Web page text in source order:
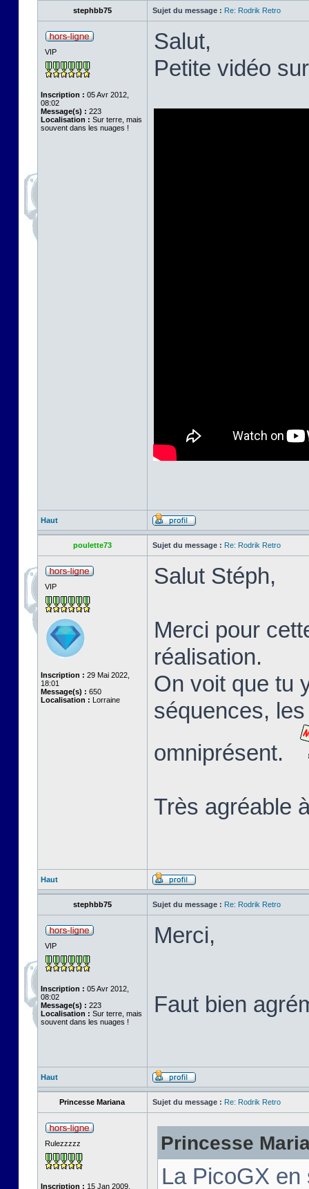
stephbb75 Sujet du message : Re: Rodrik Retro
VIP
Inscription : 05 Avr 2012,
08:02
Message(s) : 223
Localisation : Sur terre, mais
souvent dans les nuages !
Salut,
Petite vidéo
Haut
poulette73 Sujet du message : Re: Rodrik Retro
VIP
Inscription : 29 Mai 2022,
18:01
Message(s) : 650
Localisation : Lorraine
Salut Stéph,
Merci pour
réalisation.
On voit que tu
séquences,
omniprésent.
Très agréable
Haut
stephbb75 Sujet du message : Re: Rodrik Retro
VIP
Inscription : 05 Avr 2012,
08:02
Message(s) : 223
Localisation : Sur terre, mais
souvent dans les nuages !
Merci,
Faut bien
Haut
Princesse Mariana Sujet du message : Re: Rodrik Retro
Rulezzzzz
Inscription : 15 Jan 2009,
Princesse
La PicoGX